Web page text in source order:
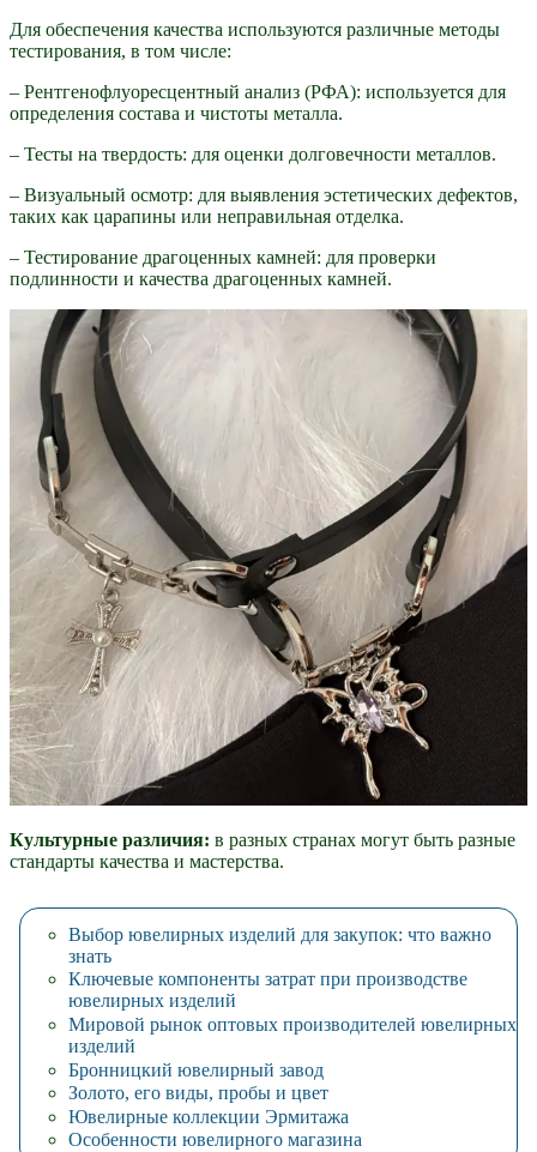
Для обеспечения качества используются различные методы
тестирования, в том числе:
– Рентгенофлуоресцентный анализ (РФА): используется для
определения состава и чистоты металла.
– Тесты на твердость: для оценки долговечности металлов.
– Визуальный осмотр: для выявления эстетических дефектов,
таких как царапины или неправильная отделка.
– Тестирование драгоценных камней: для проверки
подлинности и качества драгоценных камней.
Культурные различия: в разных странах могут быть разные
стандарты качества и мастерства.
Выбор ювелирных изделий для закупок: что важно
знать
Ключевые компоненты затрат при производстве
ювелирных изделий
Мировой рынок оптовых производителей ювелирных
изделий
Бронницкий ювелирный завод
Золото, его виды, пробы и цвет
Ювелирные коллекции Эрмитажа
Особенности ювелирного магазина